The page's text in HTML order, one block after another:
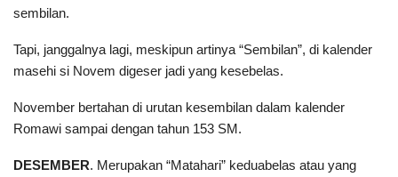
sembilan.
Tapi, janggalnya lagi, meskipun artinya “Sembilan”, di kalender
masehi si Novem digeser jadi yang kesebelas.
November bertahan di urutan kesembilan dalam kalender
Romawi sampai dengan tahun 153 SM.
DESEMBER. Merupakan “Matahari” keduabelas atau yang